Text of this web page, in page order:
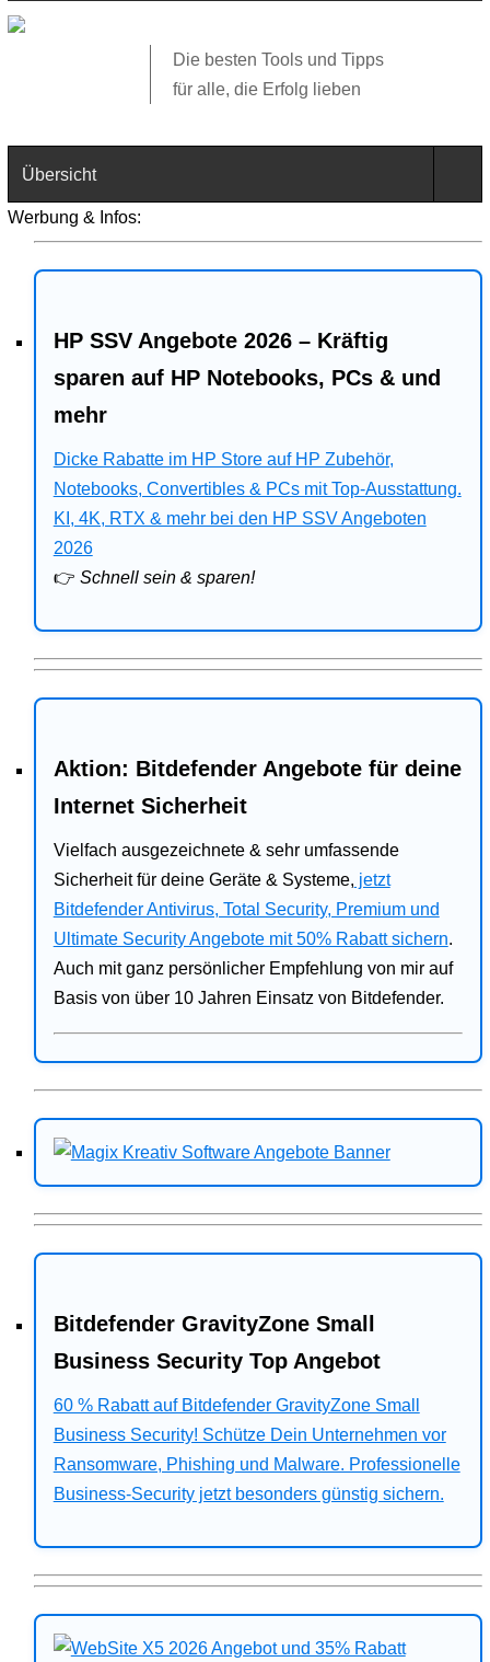
Die besten Tools und Tipps
für alle, die Erfolg lieben
Übersicht
Technik
Web
Business
Angebote
Bitdefender
Ratgeber
Werbung & Infos:
HP SSV Angebote 2026 – Kräftig
sparen auf HP Notebooks, PCs & und
mehr
Dicke Rabatte im HP Store auf HP Zubehör,
Notebooks, Convertibles & PCs mit Top-Ausstattung.
KI, 4K, RTX & mehr bei den HP SSV Angeboten
2026
👉 Schnell sein & sparen!
Aktion: Bitdefender Angebote für deine
Internet Sicherheit
Vielfach ausgezeichnete & sehr umfassende
Sicherheit für deine Geräte & Systeme, jetzt
Bitdefender Antivirus, Total Security, Premium und
Ultimate Security Angebote mit 50% Rabatt sichern.
Auch mit ganz persönlicher Empfehlung von mir auf
Basis von über 10 Jahren Einsatz von Bitdefender.
Bitdefender GravityZone Small
Business Security Top Angebot
60 % Rabatt auf Bitdefender GravityZone Small
Business Security! Schütze Dein Unternehmen vor
Ransomware, Phishing und Malware. Professionelle
Business-Security jetzt besonders günstig sichern.